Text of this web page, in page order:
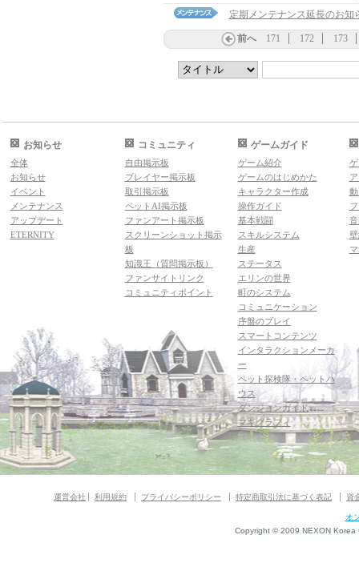
定期メンテナンス延長のお知
前へ 171 172 173
お知らせ
全体
お知らせ
イベント
メンテナンス
アップデート
ETERNITY
コミュニティ
自由掲示板
プレイヤー掲示板
取引掲示板
ペットAI掲示板
ファンアート掲示板
スクリーンショット掲示
板
知識王（質問掲示板）
ファンサイトリンク
コミュニティポイント
ゲームガイド
ゲーム紹介
ゲームのはじめかた
キャラクター作成
操作ガイド
基本戦闘
スキルシステム
生産
ステータス
エリンの世界
町のシステム
コミュニケーション
序盤のプレイ
スマートコンテンツ
インタラクションメーカ
ー
ペット探検隊・ペットハ
ウス
ダンジョンガイド
マギグラフィ
運営会社 利用規約 プライバシーポリシー 特定商取引法に基づく表記 資
オ
Copyright © 2009 NEXON Korea